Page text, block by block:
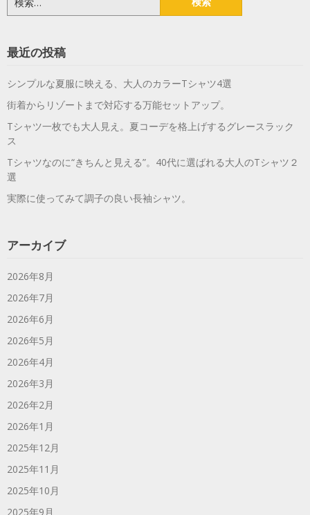
索:
最近の投稿
シンプルな夏服に映える、大人のカラーTシャツ4選
街着からリゾートまで対応する万能セットアップ。
Tシャツ一枚でも大人見え。夏コーデを格上げするグレースラック
ス
Tシャツなのに“きちんと見える”。40代に選ばれる大人のTシャツ２
選
実際に使ってみて調子の良い長袖シャツ。
アーカイブ
2026年8月
2026年7月
2026年6月
2026年5月
2026年4月
2026年3月
2026年2月
2026年1月
2025年12月
2025年11月
2025年10月
2025年9月